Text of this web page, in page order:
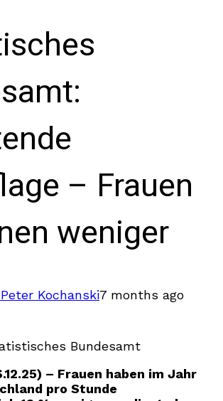
– Frauen
weniger
Kochanski7 months ago
Bundesamt
– Frauen haben im Jahr
pro Stunde